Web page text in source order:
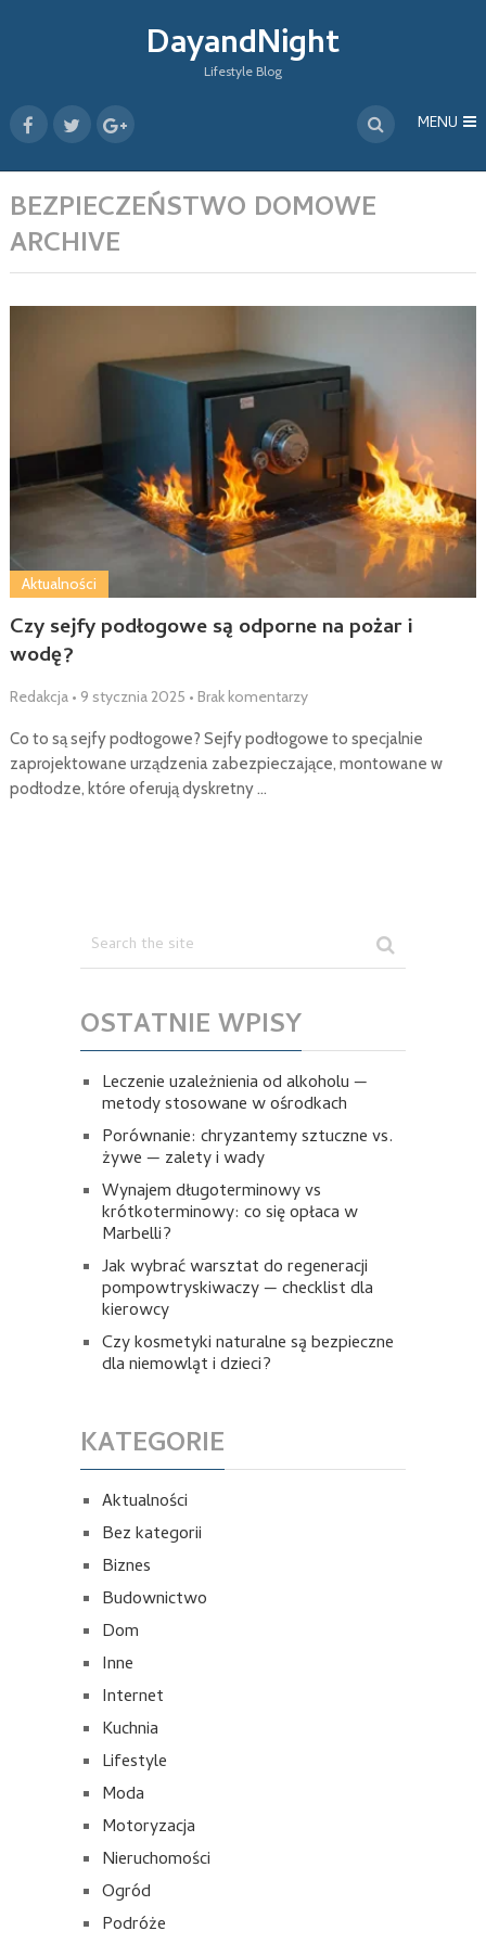
DayandNight
Lifestyle Blog
MENU
BEZPIECZEŃSTWO DOMOWE
ARCHIVE
Czy sejfy podłogowe są odporne na pożar i
wodę?
Aktualności
Redakcja • 9 stycznia 2025 • Brak komentarzy
Co to są sejfy podłogowe? Sejfy podłogowe to specjalnie
zaprojektowane urządzenia zabezpieczające, montowane w
podłodze, które oferują dyskretny …
OSTATNIE WPISY
Leczenie uzależnienia od alkoholu —
metody stosowane w ośrodkach
Porównanie: chryzantemy sztuczne vs.
żywe — zalety i wady
Wynajem długoterminowy vs
krótkoterminowy: co się opłaca w
Marbelli?
Jak wybrać warsztat do regeneracji
pompowtryskiwaczy — checklist dla
kierowcy
Czy kosmetyki naturalne są bezpieczne
dla niemowląt i dzieci?
KATEGORIE
Aktualności
Bez kategorii
Biznes
Budownictwo
Dom
Inne
Internet
Kuchnia
Lifestyle
Moda
Motoryzacja
Nieruchomości
Ogród
Podróże